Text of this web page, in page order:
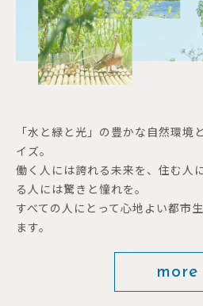
「水と緑と光」の豊かな自然環境
イズ。
働く人には誇れる未来を、住む人
る人には驚きと憧れを。
すべての人にとって心地よい都市
ます。
more